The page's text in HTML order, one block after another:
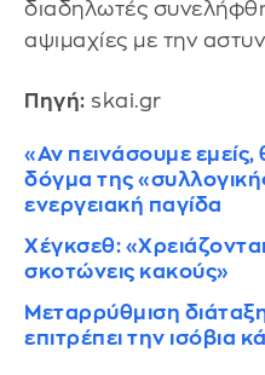
διαδηλωτές
αψιμαχίες με την
Πηγή: skai.gr
«Αν πεινάσουμε
δόγμα της
ενεργειακή παγίδα
Χέγκσεθ:
σκοτώνεις κακούς»
Μεταρρύθμιση
επιτρέπει την ισόβια